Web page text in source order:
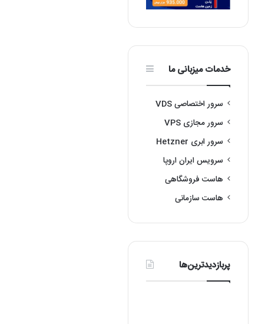
خدمات میزبانی ما
سرور اختصاصی VDS
سرور مجازی VPS
سرور ابری Hetzner
سرویس ایران اروپا
هاست فروشگاهی
هاست سازمانی
پربازدیدترین‌ها